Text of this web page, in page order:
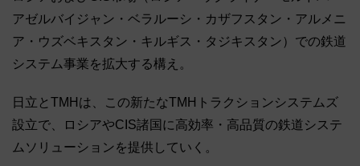
アゼルバイジャン・ベラルーシ・カザフスタン・アルメニ
ア・ウズベキスタン・キルギス・タジキスタン）での鉄道
システム事業を拡大する構え。
日立とTMHは、この新たなTMHトラクションシステムズ
設立で、ロシアやCIS諸国に高効率・高品質の鉄道システ
ムソリューションを提供していく。